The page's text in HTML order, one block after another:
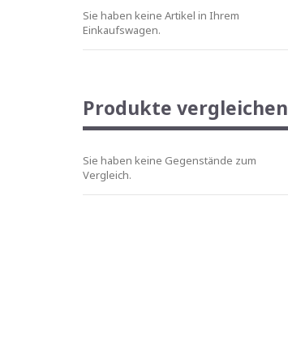
Sie haben keine Artikel in Ihrem
Einkaufswagen.
Produkte vergleichen
Sie haben keine Gegenstände zum
Vergleich.